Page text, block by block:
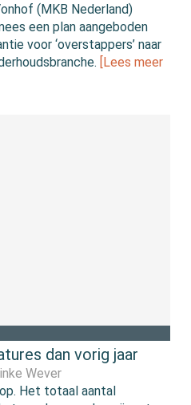
(MKB Nederland)
een plan aangeboden
voor ‘overstappers’ naar
[Lees meer
dan vorig jaar
Wever
Het totaal aantal